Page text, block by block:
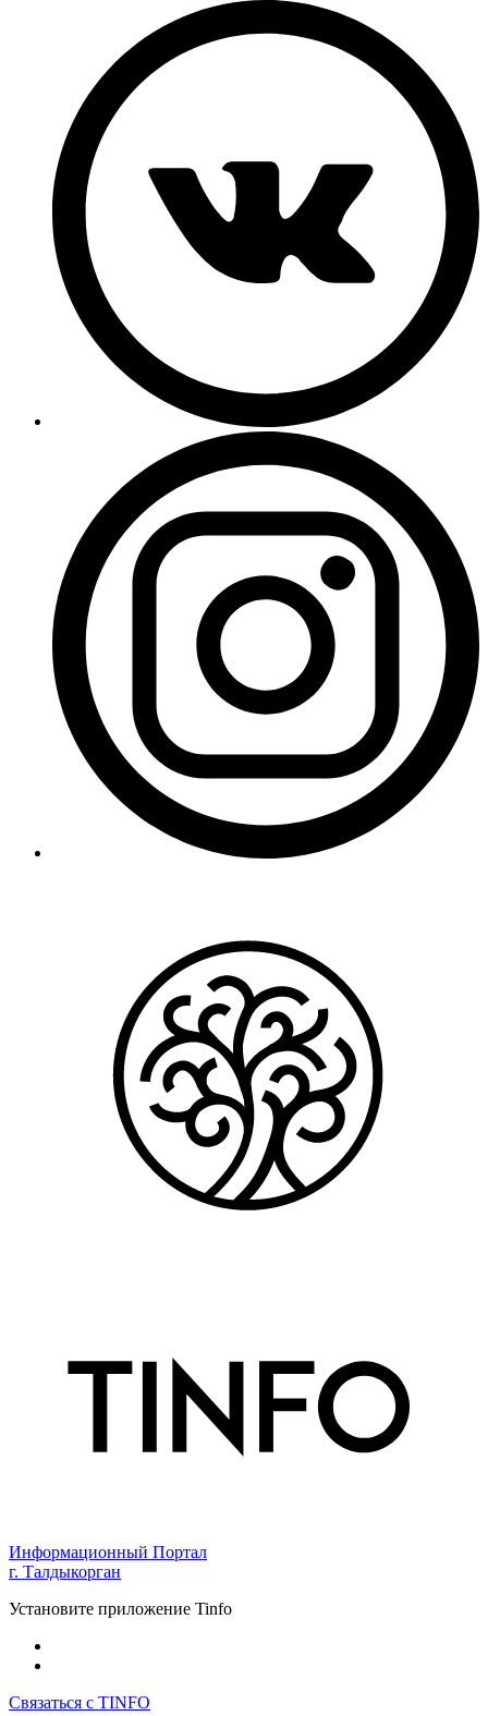
Информационный Портал
г. Талдыкорган
Установите приложение Tinfo
Связаться с TINFO